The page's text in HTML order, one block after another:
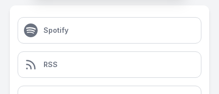
Spotify
RSS